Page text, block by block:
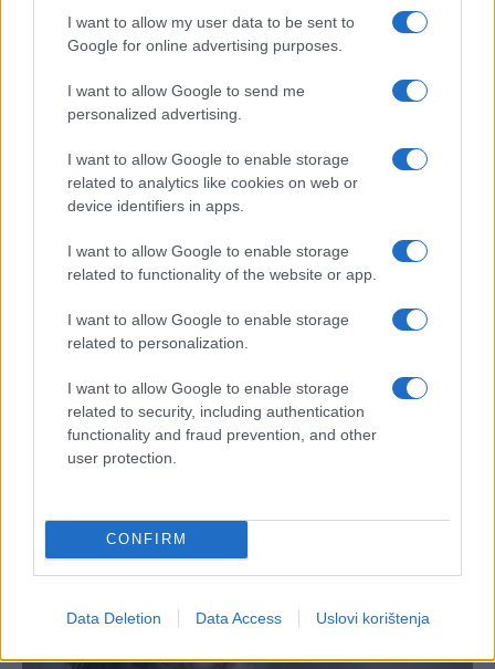
I want to allow my user data to be sent to
Google for online advertising purposes.
I want to allow Google to send me
personalized advertising.
I want to allow Google to enable storage
related to analytics like cookies on web or
device identifiers in apps.
I want to allow Google to enable storage
related to functionality of the website or app.
I want to allow Google to enable storage
related to personalization.
I want to allow Google to enable storage
related to security, including authentication
functionality and fraud prevention, and other
user protection.
CONFIRM
Data Deletion Data Access Uslovi korištenja
#Kuba #Rusija